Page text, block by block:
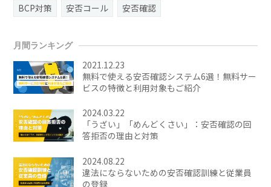
BCP対策
安否コール 安否確認
月間ランキング
2021.12.23
無料で使える安否確認システム6選！無料サー
ビスの特徴と利用対象もご紹介
2024.03.22
「うざい」「めんどくさい」：安否確認の回
答拒否の理由と対策
2024.08.22
違法にならないための安否確認訓練と従業員
の登録